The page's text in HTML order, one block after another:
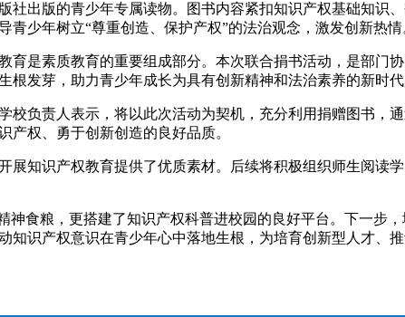
出版的青少年专属读物。图书内容紧扣知识产权基础知识
少年树立“尊重创造、保护产权”的法治观念，激发创新热情
素质教育的重要组成部分。本次联合捐书活动，是部门
发芽，助力青少年成长为具有创新精神和法治素养的新时代
责人表示，将以此次活动为契机，充分利用捐赠图书，通
权、勇于创新创造的良好品质。
识产权教育提供了优质素材。后续将积极组织师生阅读
食粮，更搭建了知识产权科普进校园的良好平台。下一步
识产权意识在青少年心中落地生根，为培育创新型人才、